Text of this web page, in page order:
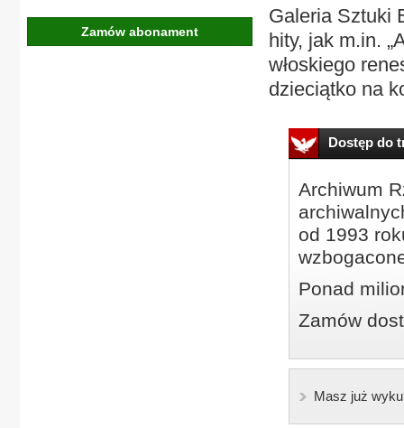
Galeria Sztuki
hity, jak m.in.
włoskiego
dzieciątko na
Dostęp do
Archiwum
od 1993
Ponad
Zamów
Masz już
Zamów abonament